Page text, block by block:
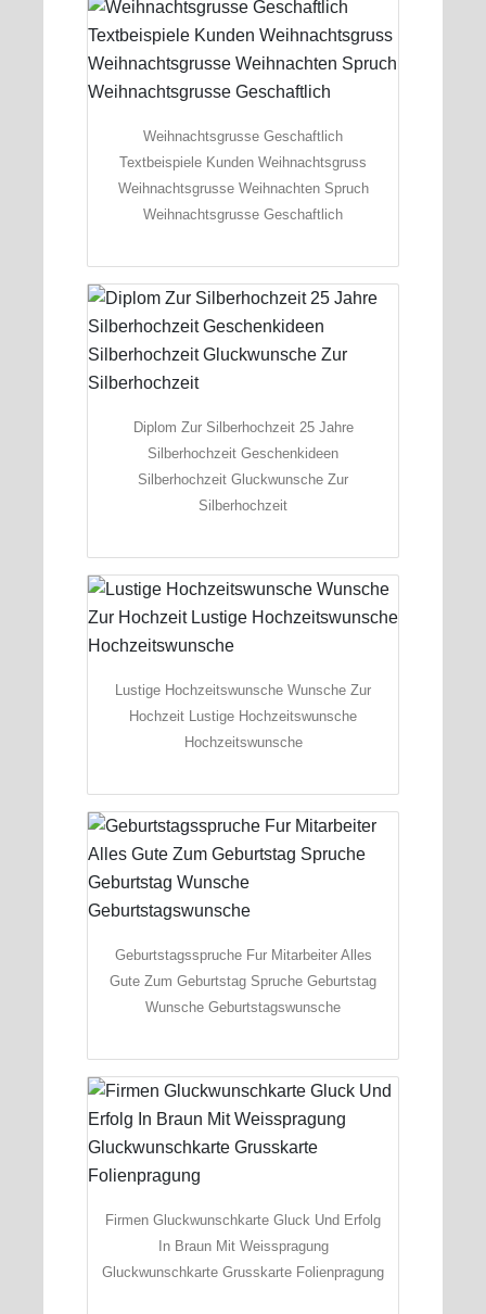
Weihnachtsgrusse Geschaftlich
Textbeispiele Kunden Weihnachtsgruss
Weihnachtsgrusse Weihnachten Spruch
Weihnachtsgrusse Geschaftlich
Diplom Zur Silberhochzeit 25 Jahre
Silberhochzeit Geschenkideen
Silberhochzeit Gluckwunsche Zur
Silberhochzeit
Lustige Hochzeitswunsche Wunsche Zur
Hochzeit Lustige Hochzeitswunsche
Hochzeitswunsche
Geburtstagsspruche Fur Mitarbeiter Alles
Gute Zum Geburtstag Spruche Geburtstag
Wunsche Geburtstagswunsche
Firmen Gluckwunschkarte Gluck Und Erfolg
In Braun Mit Weisspragung
Gluckwunschkarte Grusskarte Folienpragung